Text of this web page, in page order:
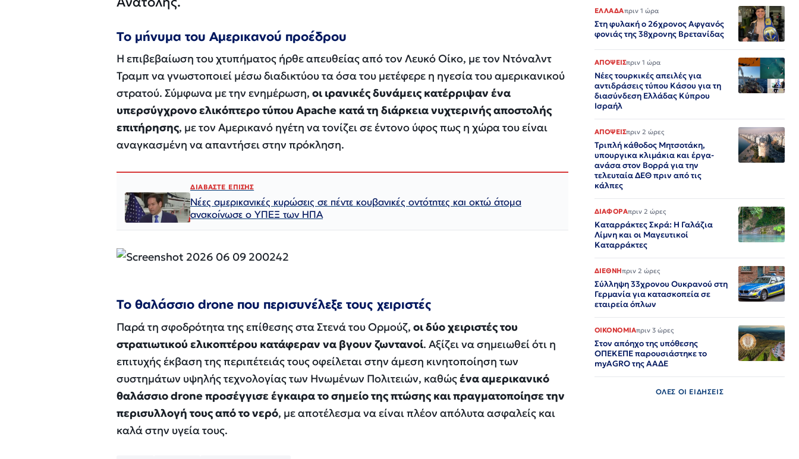
Το μήνυμα του Αμερικανού προέδρου
Η επιβεβαίωση του χτυπήματος ήρθε απευθείας από τον Λευκό Οίκο, με τον Ντόναλντ
Τραμπ να γνωστοποιεί μέσω διαδικτύου τα όσα του μετέφερε η ηγεσία του αμερικανικού
στρατού. Σύμφωνα με την ενημέρωση, οι ιρανικές δυνάμεις κατέρριψαν ένα
υπερσύγχρονο ελικόπτερο τύπου Apache κατά τη διάρκεια νυχτερινής αποστολής
επιτήρησης, με τον Αμερικανό ηγέτη να τονίζει σε έντονο ύφος πως η χώρα του είναι
αναγκασμένη να απαντήσει στην πρόκληση.
ΔΙΑΒΑΣΤΕ ΕΠΙΣΗΣ
Νέες αμερικανικές κυρώσεις σε πέντε κουβανικές οντότητες και οκτώ άτομα
ανακοίνωσε ο ΥΠΕΞ των ΗΠΑ
Το θαλάσσιο drone που περισυνέλεξε τους χειριστές
Παρά τη σφοδρότητα της επίθεσης στα Στενά του Ορμούζ, οι δύο χειριστές του
στρατιωτικού ελικοπτέρου κατάφεραν να βγουν ζωντανοί. Αξίζει να σημειωθεί ότι η
επιτυχής έκβαση της περιπέτειάς τους οφείλεται στην άμεση κινητοποίηση των
συστημάτων υψηλής τεχνολογίας των Ηνωμένων Πολιτειών, καθώςένα αμερικανικό
θαλάσσιο drone προσέγγισε έγκαιρα το σημείο της πτώσης και πραγματοποίησε την
περισυλλογή τους από το νερό, με αποτέλεσμα να είναι πλέον απόλυτα ασφαλείς και
καλά στην υγεία τους.
ΕΛΛΑΔΑπριν 1 ώρα
Στη φυλακή ο 26χρονος Αφγανός
φονιάς της 38χρονης Βρετανίδας
ΑΠΟΨΕΙΣπριν 1 ώρα
Νέες τουρκικές απειλές για
αντιδράσεις τύπου Κάσου για τη
διασύνδεση Ελλάδας Κύπρου
Ισραήλ
ΑΠΟΨΕΙΣπριν 2 ώρες
Τριπλή κάθοδος Μητσοτάκη,
υπουργικα κλιμάκια και έργα-
ανάσα στον Βορρά για την
τελευταία ΔΕΘ πριν από τις
κάλπες
ΔΙΑΦΟΡΑπριν 2 ώρες
Καταρράκτες Σκρά: Η Γαλάζια
Λίμνη και οι Μαγευτικοί
Καταρράκτες
ΔΙΕΘΝΗπριν 2 ώρες
Σύλληψη 33χρονου Ουκρανού στη
Γερμανία για κατασκοπεία σε
εταιρεία όπλων
ΟΙΚΟΝΟΜΙΑπριν 3 ώρες
Στον απόηχο της υπόθεσης
ΟΠΕΚΕΠΕ παρουσιάστηκε το
myAGRO της ΑΑΔΕ
ΟΛΕΣ ΟΙ ΕΙΔΗΣΕΙΣ